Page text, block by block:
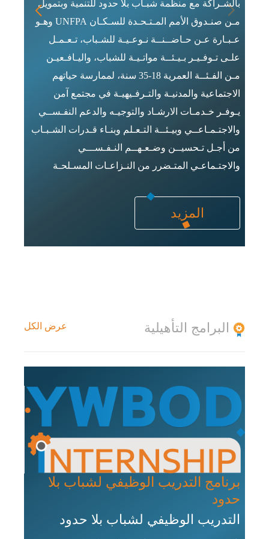
بالشـراكة مع منظمة شبـاب بلا حدود للتنمية وبتمويل
مـن صنـدوق الأمم المـتـحـدة للسـكـان UNFPA وهـو
عـبـارة عـن حـاضــنــة نـوعـيـة للشـباب، تـعـمـل
علـى تـوفـيـر بـيـئــة مواتـيـة للشباب، واليـافـعيـن
مـن الفـئــة العمرية 18-35 سنة، لممارسة حياتهم
الاجتماعية والمدنيـة والتـرفـيهيـة في مجتمع آمن
يـوفـر خـدمـات الارشـاد والتوجيـه والدعم النفـســي
والاجتـمـاعــي وبيـئــة التـعـلم وبنـاء قـدرات الشـبـاب
من أجـل تـحسيــن وضـعـهــم النـفـســـي
والاجتـماعـي المتـضرر من النـزاعـات المسـلحـة
المزيد
البرامج التأهيلية عرض الكل
برنامج التدريب الوظيفي لشباب بلا
حدود
التدريب الوظيفي لشباب بلا حدود